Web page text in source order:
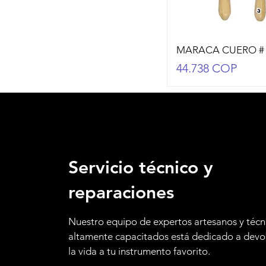
MARACA CUERO #
Precio
44.738 COP
Servicio técnico y
reparaciones
Nuestro equipo de expertos artesanos y
altamente capacitados está dedicado a
la vida a tu instrumento favorito.